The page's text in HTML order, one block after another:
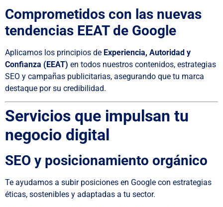
Comprometidos con las nuevas
tendencias EEAT de Google
Aplicamos los principios de Experiencia, Autoridad y
Confianza (EEAT) en todos nuestros contenidos, estrategias
SEO y campañas publicitarias, asegurando que tu marca
destaque por su credibilidad.
Servicios que impulsan tu
negocio digital
SEO y posicionamiento orgánico
Te ayudamos a subir posiciones en Google con estrategias
éticas, sostenibles y adaptadas a tu sector.